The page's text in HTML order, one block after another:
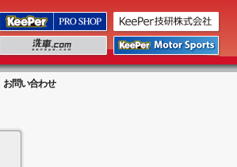
お問い合わせ